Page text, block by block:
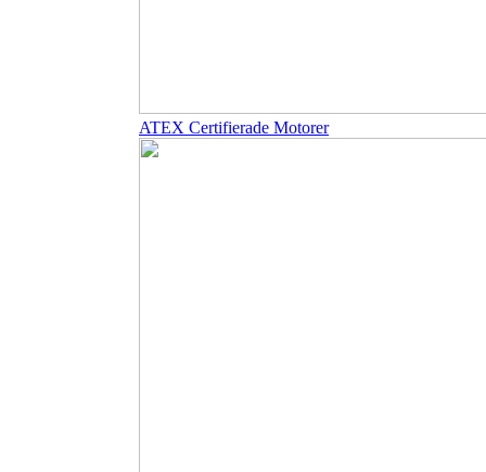
ATEX Certifierade Motorer